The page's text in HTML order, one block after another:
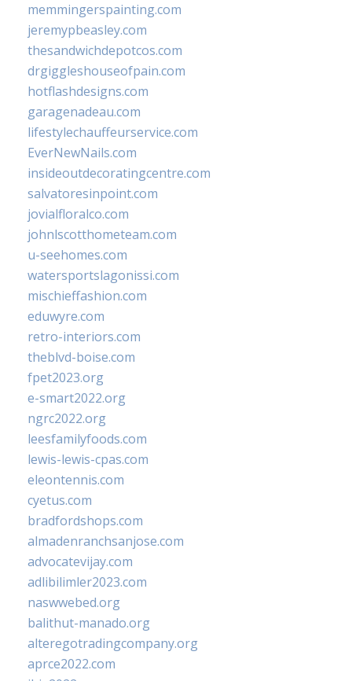
memmingerspainting.com
jeremypbeasley.com
thesandwichdepotcos.com
drgiggleshouseofpain.com
hotflashdesigns.com
garagenadeau.com
lifestylechauffeurservice.com
EverNewNails.com
insideoutdecoratingcentre.com
salvatoresinpoint.com
jovialfloralco.com
johnlscotthometeam.com
u-seehomes.com
watersportslagonissi.com
mischieffashion.com
eduwyre.com
retro-interiors.com
theblvd-boise.com
fpet2023.org
e-smart2022.org
ngrc2022.org
leesfamilyfoods.com
lewis-lewis-cpas.com
eleontennis.com
cyetus.com
bradfordshops.com
almadenranchsanjose.com
advocatevijay.com
adlibilimler2023.com
naswwebed.org
balithut-manado.org
alteregotradingcompany.org
aprce2022.com